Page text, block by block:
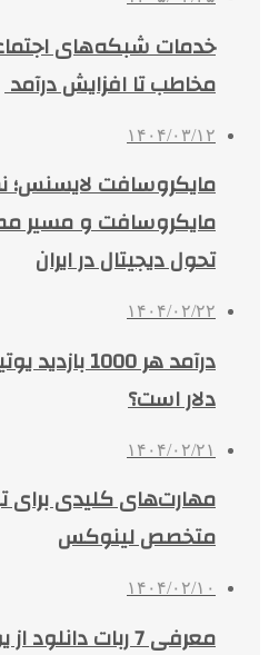
مخاطب تا افزایش درآمد
۱۴۰۴/۰۳/۱۲
مایکروسافت لایسنس؛
مایکروسافت و مسیر
تحول دیجیتال در ایران
۱۴۰۴/۰۲/۲۲
دلار است؟
۱۴۰۴/۰۲/۲۱
مهارت‌های کلیدی برای
متخصص لینوکس
۱۴۰۴/۰۲/۱۰
معرفی 7 ربات